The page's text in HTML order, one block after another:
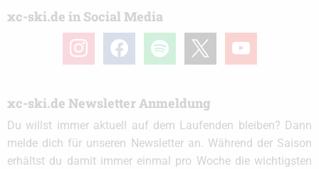
xc-ski.de in Social Media
instagramfacebook spotify youtube
xc-ski.de Newsletter Anmeldung
Du willst immer aktuell auf dem Laufenden bleiben? Dann
melde dich für unseren Newsletter an. Während der Saison
erhältst du damit immer einmal pro Woche die wichtigsten